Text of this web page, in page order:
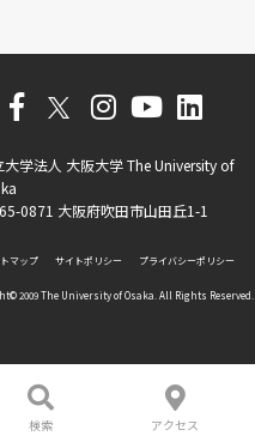
検索 アクセス
大学法人 大阪大学 The University of
0871 大阪府吹田市山田丘1-1
マップ サイトポリシー プライバシーポリシー
2009 The University of Osaka. All Rights Reserved.